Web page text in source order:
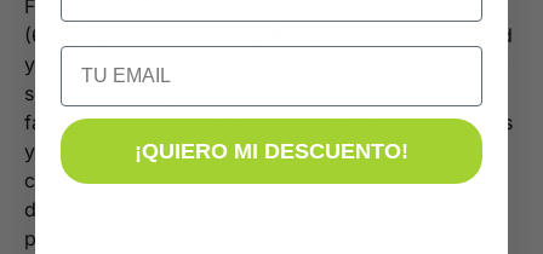
Fabricado en tecnoplástico resistente al fuego
(650°C) y con protección IP40, garantiza durabilidad
y seguridad en entornos residenciales. La instalación
se realiza mediante raíl asimétrico de 35 mm,
facilitando la incorporación de componentes internos
y sin necesidad de plintos adicionales. Además,
cuenta con orificios pre-cortados para una entrada
de cable sencilla, sin placa de montaje, y es apto
para instalaciones nuevas o renovadas, ofreciendo
Email
¡QUIERO MI DESCUENTO!